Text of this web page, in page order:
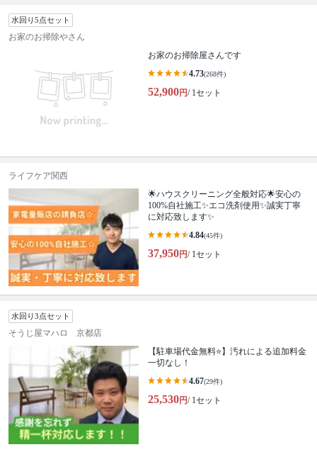
水回り5点セット
お家のお掃除やさん
お家のお掃除屋さんです
4.73(268件)
52,900円/ 1セット
ライフケア関西
🌟ハウスクリーニング全般対応🌟安心の
100%自社施工✨エコ洗剤使用✨誠実丁寧
に対応致します✨
4.84(45件)
37,950円/ 1セット
水回り3点セット
そうじ屋マハロ 京都店
【駐車場代金無料⭐️】汚れによる追加料金
一切なし！
4.67(29件)
25,530円/ 1セット